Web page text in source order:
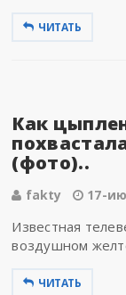
ЧИТАТЬ
Как
(фото)..
fakty 17-
Известная
воздушном
ЧИТАТЬ